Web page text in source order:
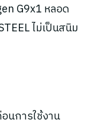
G9x1 หลอด
ไม่เป็นสนิม
นการใช้งาน